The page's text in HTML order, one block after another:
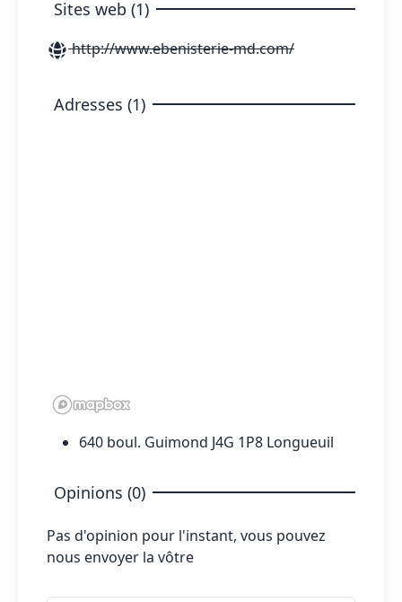
Sites web (1)
http://www.ebenisterie-md.com/
Adresses (1)
640 boul. Guimond J4G 1P8 Longueuil
Opinions (0)
Pas d'opinion pour l'instant, vous pouvez
nous envoyer la vôtre